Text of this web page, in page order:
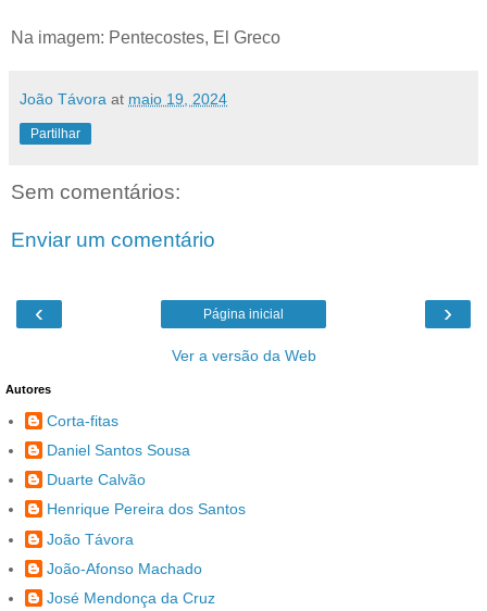
Na imagem: Pentecostes, El Greco
João Távora at maio 19, 2024
Partilhar
Sem comentários:
Enviar um comentário
‹ ›
Página inicial
Ver a versão da Web
Autores
Corta-fitas
Daniel Santos Sousa
Duarte Calvão
Henrique Pereira dos Santos
João Távora
João-Afonso Machado
José Mendonça da Cruz